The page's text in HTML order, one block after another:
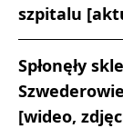
szpitalu
Spłonęły
[wideo,